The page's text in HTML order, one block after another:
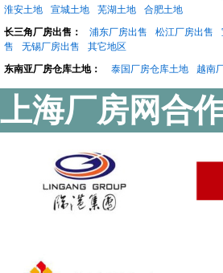
淮安土地
宣城土地 芜湖土地
合肥土地
长三角厂房出售：
浦东厂房出售 松江厂房出售
售
无锡厂房出售
其它地区
东南亚厂房仓库土地：
泰国厂房仓库土地 越南
上海厂房网合